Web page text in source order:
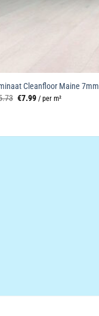
Cleanfloor Maine 7mm
Oorspronkelijke
€7.99Huidige
/ per m²